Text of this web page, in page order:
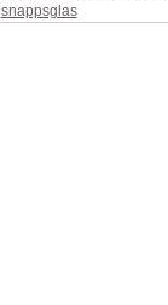
snappsglas